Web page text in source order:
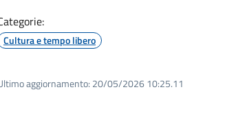
Cultura e tempo libero
aggiornamento: 20/05/2026 10:25.11